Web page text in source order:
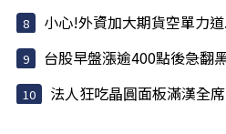
小心!外資加大期貨空單力道
台股早盤漲逾400點後急
法人狂吃晶圓面板滿漢全